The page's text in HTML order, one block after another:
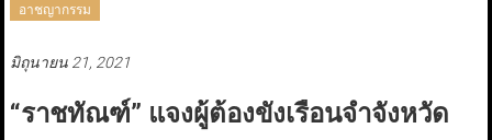
อาชญากรรม
มิถุนายน 21, 2021
“ราชทัณฑ์” แจงผู้ต้องขังเรือนจำจังหวัด